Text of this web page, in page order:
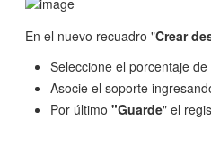
En el nuevo recuadro "Crear
Seleccione el porcentaje
Asocie el soporte
Por último "Guarde" el